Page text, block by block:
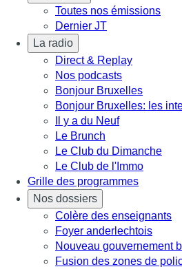
Toutes nos émissions
Dernier JT
La radio
Direct & Replay
Nos podcasts
Bonjour Bruxelles
Bonjour Bruxelles: les
Il y a du Neuf
Le Brunch
Le Club du Dimanche
Le Club de l'Immo
Grille des programmes
Nos dossiers
Colère des enseignants
Foyer anderlechtois
Nouveau gouvernement
Fusion des zones de